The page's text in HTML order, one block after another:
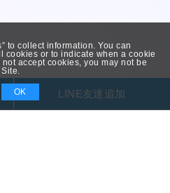
to collect information. You can
cookies or to indicate when a cookie
accept cookies, you may not be
OK LINE友達追加